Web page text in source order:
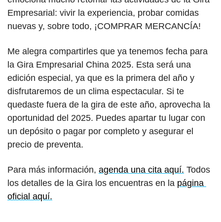
Empresarial: vivir la experiencia, probar comidas
nuevas y, sobre todo, ¡COMPRAR MERCANCÍA!
Me alegra compartirles que ya tenemos fecha para
la Gira Empresarial China 2025. Esta será una
edición especial, ya que es la primera del año y
disfrutaremos de un clima espectacular. Si te
quedaste fuera de la gira de este año, aprovecha la
oportunidad del 2025. Puedes apartar tu lugar con
un depósito o pagar por completo y asegurar el
precio de preventa.
Para más información, agenda una cita aquí. Todos
los detalles de la Gira los encuentras en la página
oficial aquí.